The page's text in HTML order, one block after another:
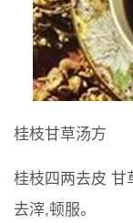
桂枝甘草汤方
桂枝四两去皮 甘
去滓,顿服。